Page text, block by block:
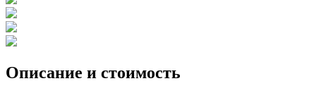
Описание и стоимость